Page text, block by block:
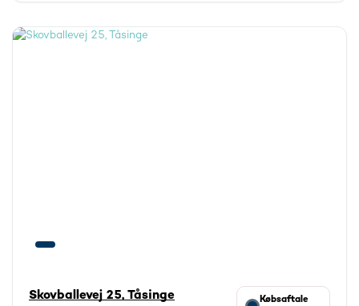
Skovballevej 25, Tåsinge
Købsaftale